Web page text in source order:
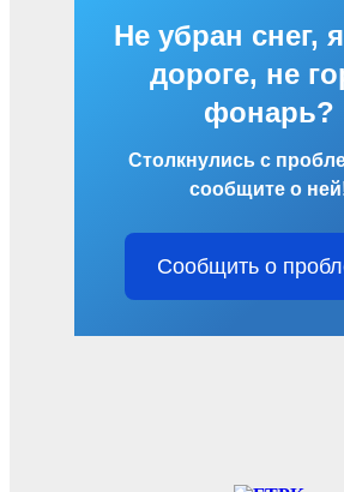
Не убран снег,
дороге, не
фонарь?
Столкнулись с
сообщите о
Сообщить о